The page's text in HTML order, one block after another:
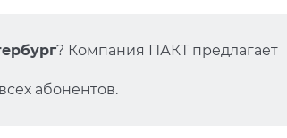
? Компания ПАКТ предлагает
абонентов.